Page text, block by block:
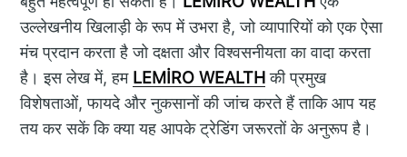
उल्लेखनीय खिलाड़ी के रूप में उभरा है, जो व्यापारियों को एक ऐसा
मंच प्रदान करता है जो दक्षता और विश्वसनीयता का वादा करता
है। इस लेख में, हम LEMİRO WEALTH की प्रमुख
विशेषताओं, फायदे और नुकसानों की जांच करते हैं ताकि आप यह
तय कर सकें कि क्या यह आपके ट्रेडिंग जरूरतों के अनुरूप है।